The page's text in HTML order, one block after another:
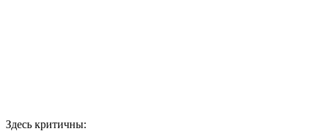
Здесь критичны: